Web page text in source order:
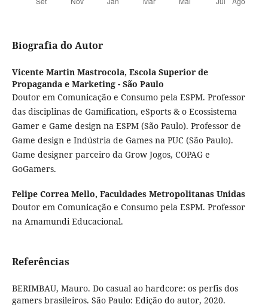
Biografia do Autor
Vicente Martin Mastrocola, Escola Superior de
Propaganda e Marketing - São Paulo
Doutor em Comunicação e Consumo pela ESPM. Professor
das disciplinas de Gamification, eSports & o Ecossistema
Gamer e Game design na ESPM (São Paulo). Professor de
Game design e Indústria de Games na PUC (São Paulo).
Game designer parceiro da Grow Jogos, COPAG e
GoGamers.
Felipe Correa Mello, Faculdades Metropolitanas Unidas
Doutor em Comunicação e Consumo pela ESPM. Professor
na Amamundi Educacional.
Referências
BERIMBAU, Mauro. Do casual ao hardcore: os perfis dos
gamers brasileiros. São Paulo: Edição do autor, 2020.